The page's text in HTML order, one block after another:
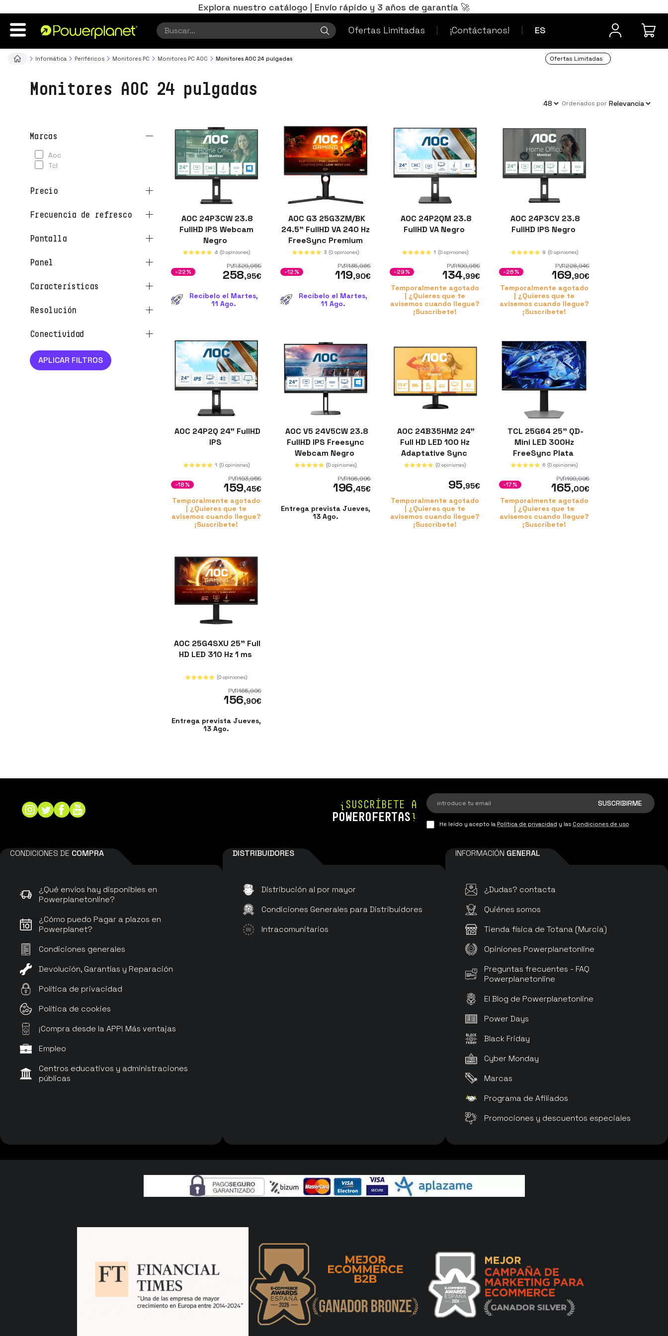
Explora nuestro catálogo | Envío rápido y 3 años de garantía 🚀
ES
Ofertas Limitadas ¡Contáctanos!
¿Dudas? Contacta
Informática Periféricos Monitores PC Monitores PC AOC Monitores AOC 24 pulgadas Ofertas Limitadas
Monitores AOC 24 pulgadas
ordenados por
marcas
aoc
tcl
precio
frecuencia de refresco
pantalla
panel
características
resolución
conectividad
AOC 24P3CW 23.8
FullHD IPS Webcam
Negro
4 (0 opiniones)
PVR329,95€
258,95€
-22%
Recíbelo el Martes,
11 Ago.
AOC G3 25G3ZM/BK
24.5" FullHD VA 240 Hz
FreeSync Premium
Negro
3 (0 opiniones)
PVR135,96€
119,90€
-12%
Recíbelo el Martes,
11 Ago.
AOC 24P2QM 23.8
FullHD VA Negro
1 (0 opiniones)
PVR190,95€
134,99€
-29%
Temporalmente agotado
| ¿Quieres que te
avisemos cuando llegue?
¡Suscríbete!
AOC 24P3CV 23.8
FullHD IPS Negro
9 (0 opiniones)
PVR228,94€
169,90€
-26%
Temporalmente agotado
| ¿Quieres que te
avisemos cuando llegue?
¡Suscríbete!
AOC 24P2Q 24" FullHD
IPS
1 (0 opiniones)
PVR193,95€
159,45€
-18%
Temporalmente agotado
| ¿Quieres que te
avisemos cuando llegue?
¡Suscríbete!
AOC V5 24V5CW 23.8
FullHD IPS Freesync
Webcam Negro
(0 opiniones)
PVR196,99€
196,45€
Entrega prevista Jueves,
13 Ago.
AOC 24B35HM2 24"
Full HD LED 100 Hz
Adaptative Sync
(0 opiniones)
95,95€
Temporalmente agotado
| ¿Quieres que te
avisemos cuando llegue?
¡Suscríbete!
TCL 25G64 25" QD-
Mini LED 300Hz
FreeSync Plata
6 (0 opiniones)
PVR199,00€
165,00€
-17%
Temporalmente agotado
| ¿Quieres que te
avisemos cuando llegue?
¡Suscríbete!
AOC 25G4SXU 25" Full
HD LED 310 Hz 1 ms
(0 opiniones)
PVR165,99€
156,90€
Entrega prevista Jueves,
13 Ago.
¡SUSCRÍBETE A
POWEROFERTAS!
He leído y acepto la Política de privacidad y las Condiciones de uso
CONDICIONES DE COMPRA
¿Qué envíos hay disponibles en
Powerplanetonline?
¿Cómo puedo Pagar a plazos en
Powerplanet?
Condiciones generales
Devolución, Garantías y Reparación
Política de privacidad
Política de cookies
APP
¡Compra desde la APP! Más ventajas
Empleo
Centros educativos y administraciones
públicas
DISTRIBUIDORES
Distribución al por mayor
Condiciones Generales para Distribuidores
Intracomunitarios
INFORMACIÓN GENERAL
¿Dudas? contacta
Quiénes somos
Tienda física de Totana (Murcia)
Opiniones Powerplanetonline
Preguntas frecuentes - FAQ
Powerplanetonline
El Blog de Powerplanetonline
Power Days
Black Friday
Cyber Monday
Marcas
Programa de Afiliados
Promociones y descuentos especiales